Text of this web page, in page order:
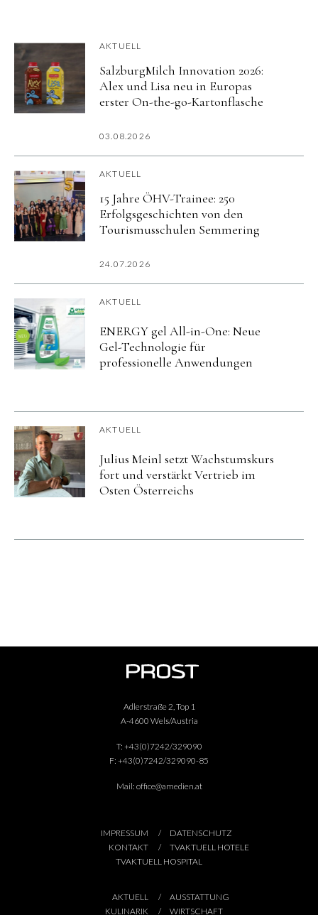
AKTUELL
SalzburgMilch Innovation 2026:
Alex und Lisa neu in Europas
erster On-the-go-Kartonflasche
03.08.2026
AKTUELL
15 Jahre ÖHV-Trainee: 250
Erfolgsgeschichten von den
Tourismusschulen Semmering
24.07.2026
AKTUELL
ENERGY gel All-in-One: Neue
Gel-Technologie für
professionelle Anwendungen
AKTUELL
Julius Meinl setzt Wachstumskurs
fort und verstärkt Vertrieb im
Osten Österreichs
Adlerstraße 2, Top 1
A-4600 Wels/Austria
T: +43(0)7242/329090
F: +43(0)7242/329090-85
Mail: office@amedien.at
IMPRESSUM
DATENSCHUTZ
KONTAKT
TVAKTUELL HOTELE
TVAKTUELL HOSPITAL
AKTUELL
AUSSTATTUNG
KULINARIK
WIRTSCHAFT